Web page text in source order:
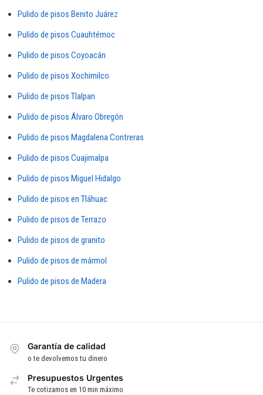
Pulido de pisos Benito Juárez
Pulido de pisos Cuauhtémoc
Pulido de pisos Coyoacán
Pulido de pisos Xochimilco
Pulido de pisos Tlalpan
Pulido de pisos Álvaro Obregón
Pulido de pisos Magdalena Contreras
Pulido de pisos Cuajimalpa
Pulido de pisos Miguel Hidalgo
Pulido de pisos en Tláhuac
Pulido de pisos de Terrazo
Pulido de pisos de granito
Pulido de pisos de mármol
Pulido de pisos de Madera
Garantía de calidad
o te devolvemos tu dinero
Presupuestos Urgentes
Te cotizamos en 10 min máximo